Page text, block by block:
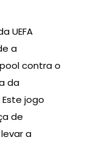
UEFA
a
contra o
da
jogo
de
a